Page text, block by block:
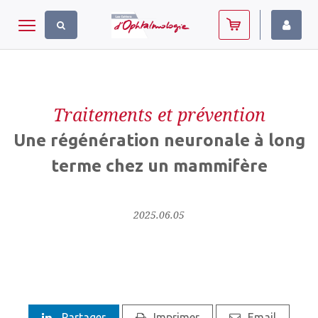
Toggle navigation
Traitements et prévention
Une régénération neuronale à long
terme chez un mammifère
2025.06.05
Panneau de gestion des cookies